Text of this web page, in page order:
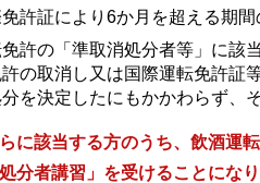
免許証により6か月を超える期
許の「準取消処分者等」に該
許の取消し又は国際運転免許
を決定したにもかかわらず、
に該当する方のうち、飲酒運
分者講習」を受けることになり